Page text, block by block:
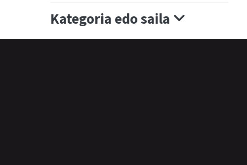
Kategoria edo saila